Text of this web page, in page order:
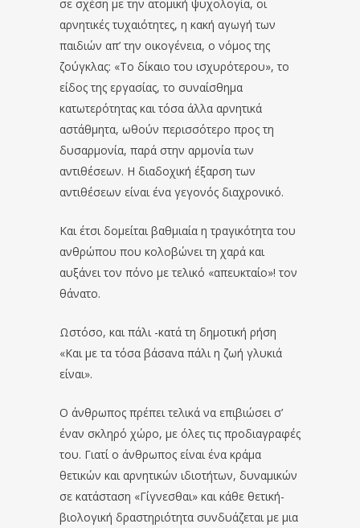
σε σχέση με την ατομική ψυχολογία, οι
αρνητικές τυχαιότητες, η κακή αγωγή των
παιδιών απ’ την οικογένεια, ο νόμος της
ζούγκλας: «Το δίκαιο του ισχυρότερου», το
είδος της εργασίας, το συναίσθημα
κατωτερότητας και τόσα άλλα αρνητικά
αστάθμητα, ωθούν περισσότερο προς τη
δυσαρμονία, παρά στην αρμονία των
αντιθέσεων. Η διαδοχική έξαρση των
αντιθέσεων είναι ένα γεγονός διαχρονικό.
Και έτσι δομείται βαθμιαία η τραγικότητα του
ανθρώπου που κολοβώνει τη χαρά και
αυξάνει τον πόνο με τελικό «απευκταίο»! τον
θάνατο.
Ωστόσο, και πάλι -κατά τη δημοτική ρήση
«Και με τα τόσα βάσανα πάλι η ζωή γλυκιά
είναι».
Ο άνθρωπος πρέπει τελικά να επιβιώσει σ’
έναν σκληρό χώρο, με όλες τις προδιαγραφές
του. Γιατί ο άνθρωπος είναι ένα κράμα
θετικών και αρνητικών ιδιοτήτων, δυναμικών
σε κατάσταση «Γίγνεσθαι» και κάθε θετική-
βιολογική δραστηριότητα συνδυάζεται με μια